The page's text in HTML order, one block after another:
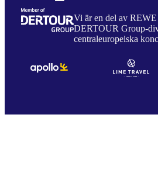
Vi är en del av
DERTOUR Group-
centraleuropeiska